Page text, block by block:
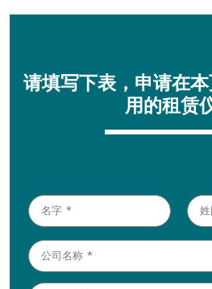
请填写下表，申请在
用的租赁